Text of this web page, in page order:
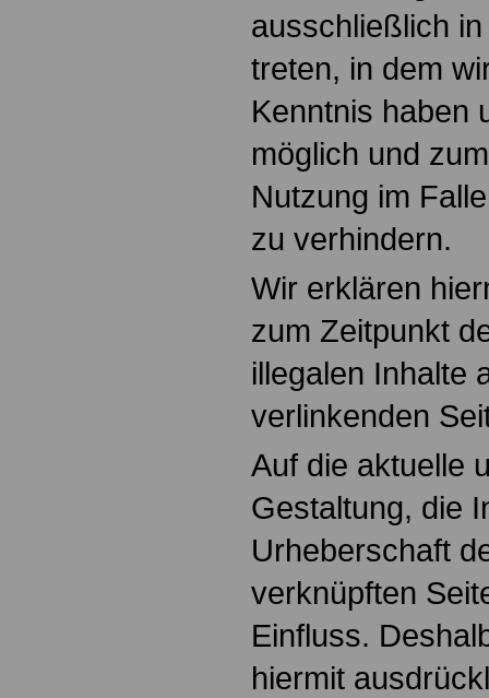
ausschließlich
treten, in dem
Kenntnis haben
möglich und
Nutzung im
zu verhindern.
Wir erklären
zum Zeitpunkt
illegalen Inhalte
verlinkenden
Auf die aktuelle
Gestaltung, die
Urheberschaft
verknüpften
Einfluss.
hiermit